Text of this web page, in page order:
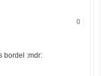
0
bordel :mdr: